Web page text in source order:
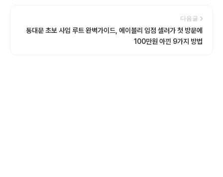
다음글
동대문 초보 사입 루트 완벽가이드, 에이블리 입점 셀러가 첫 방문에
100만원 아낀 9가지 방법